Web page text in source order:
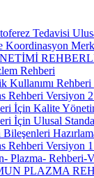
Tedavisi
Koordinasyon
Rehberi
Kullanımı
Rehberi Versiyon
İçin Kalite
İçin Ulusal
Rehberi Versiyon
Plazma- Rehberi-
PLAZMA